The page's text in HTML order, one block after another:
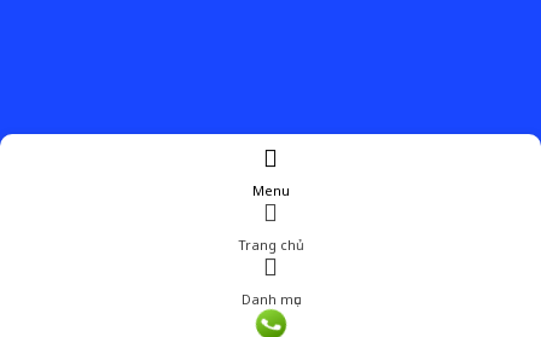
Menu
Trang chủ
Danh mục